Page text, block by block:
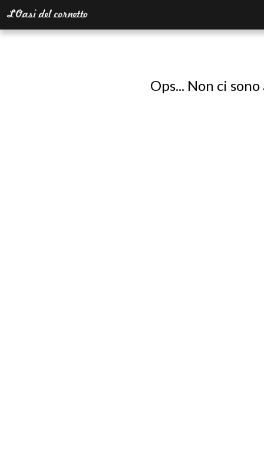
Ops... Non ci